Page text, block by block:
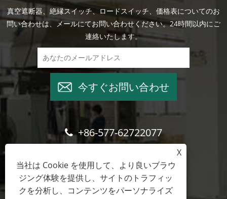
真空遮断器、絶縁スイッチ、ロードスイッチ、価格表についてのお
問い合わせは、メールにてお問い合わせください。24時間以内にご
連絡いたします。
今すぐお問い合わせ
+86-577-62722077
X
当社は Cookie を使用して、より良いブラウ
ジング体験を提供し、サイトのトラフィッ
クを分析し、コンテンツをパーソナライズ